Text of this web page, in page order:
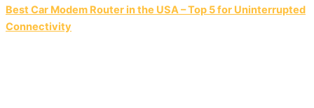
Best Car Modem Router in the USA – Top 5 for Uninterrupted
Connectivity